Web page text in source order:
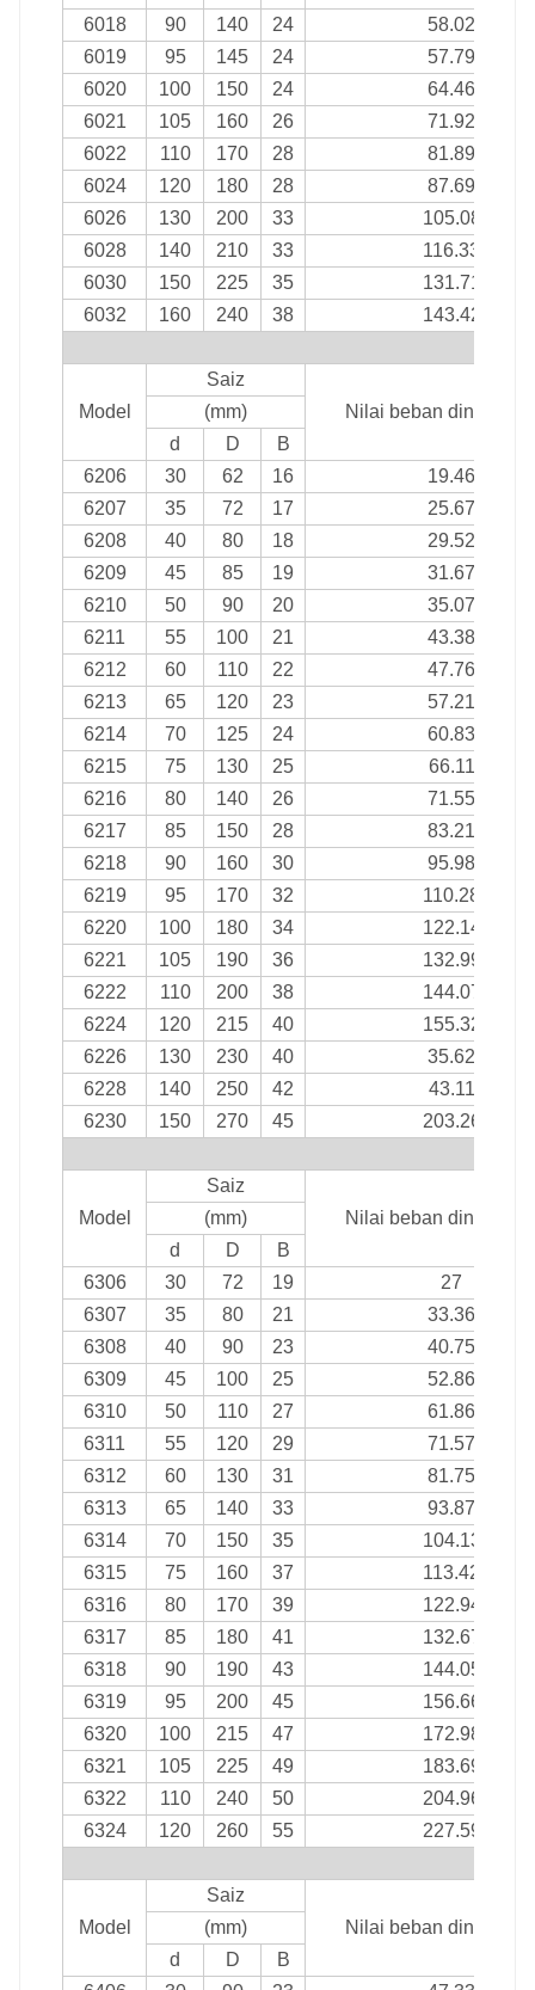
6018
90 140 24
58.02
6019
95 145 24
57.79
6020
100 150 24
64.46
6021
105 160 26
71.92
6022
110 170 28
81.89
6024
120 180 28
87.69
6026
130 200 33
105.08
6028
140 210 33
116.33
6030
150 225 35
131.71
6032
160 240 38
143.42
Model
Saiz
Nilai beban dinamik
(mm)
d
D
B
6206
30 62 16
19.46
6207
35 72 17
25.67
6208
40 80 18
29.52
6209
45 85 19
31.67
6210
50 90 20
35.07
6211
55 100 21
43.38
6212
60 110 22
47.76
6213
65 120 23
57.21
6214
70 125 24
60.83
6215
75 130 25
66.11
6216
80 140 26
71.55
6217
85 150 28
83.21
6218
90 160 30
95.98
6219
95 170 32
110.28
6220
100 180 34
122.14
6221
105 190 36
132.99
6222
110 200 38
144.07
6224
120 215 40
155.32
6226
130 230 40
35.62
6228
140 250 42
43.11
6230
150 270 45
203.26
Model
Saiz
Nilai beban dinamik
(mm)
d
D
B
6306
30 72 19
27
6307
35 80 21
33.36
6308
40 90 23
40.75
6309
45 100 25
52.86
6310
50 110 27
61.86
6311
55 120 29
71.57
6312
60 130 31
81.75
6313
65 140 33
93.87
6314
70 150 35
104.13
6315
75 160 37
113.42
6316
80 170 39
122.94
6317
85 180 41
132.67
6318
90 190 43
144.05
6319
95 200 45
156.66
6320
100 215 47
172.98
6321
105 225 49
183.69
6322
110 240 50
204.96
6324
120 260 55
227.59
Model
Saiz
Nilai beban dinamik
(mm)
d
D
B